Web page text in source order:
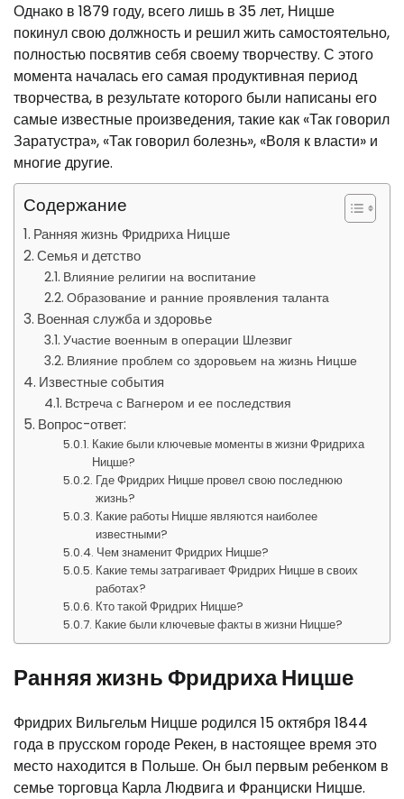
Однако в 1879 году, всего лишь в 35 лет, Ницше
покинул свою должность и решил жить самостоятельно,
полностью посвятив себя своему творчеству. С этого
момента началась его самая продуктивная период
творчества, в результате которого были написаны его
самые известные произведения, такие как «Так говорил
Заратустра», «Так говорил болезнь», «Воля к власти» и
многие другие.
Содержание
Ранняя жизнь Фридриха Ницше
Семья и детство
Влияние религии на воспитание
Образование и ранние проявления таланта
Военная служба и здоровье
Участие военным в операции Шлезвиг
Влияние проблем со здоровьем на жизнь Ницше
Известные события
Встреча с Вагнером и ее последствия
Вопрос-ответ:
Какие были ключевые моменты в жизни Фридриха
Ницше?
Где Фридрих Ницше провел свою последнюю
жизнь?
Какие работы Ницше являются наиболее
известными?
Чем знаменит Фридрих Ницше?
Какие темы затрагивает Фридрих Ницше в своих
работах?
Кто такой Фридрих Ницше?
Какие были ключевые факты в жизни Ницше?
Ранняя жизнь Фридриха Ницше
Фридрих Вильгельм Ницше родился 15 октября 1844
года в прусском городе Рекен, в настоящее время это
место находится в Польше. Он был первым ребенком в
семье торговца Карла Людвига и Франциски Ницше.